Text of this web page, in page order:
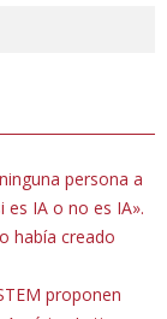
persona a
IA o no es IA».
había creado
proponen